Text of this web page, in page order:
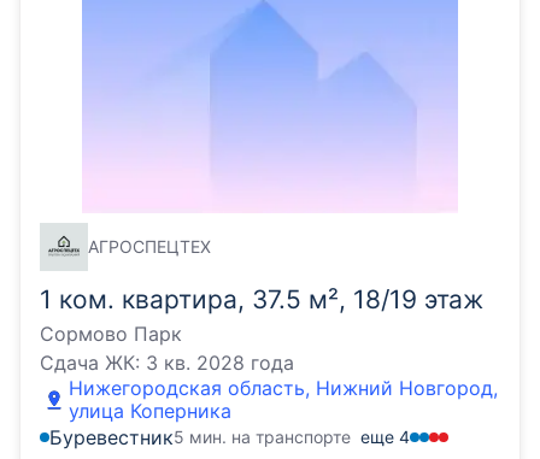
1 ком. квартира, 37.5 м², 18/19 этаж
Сормово Парк
Сдача ЖК: 3 кв. 2028 года
Нижегородская область, Нижний Новгород,
улица Коперника
Буревестник5 мин. на транспорте еще 4
АГРОСПЕЦТЕХ